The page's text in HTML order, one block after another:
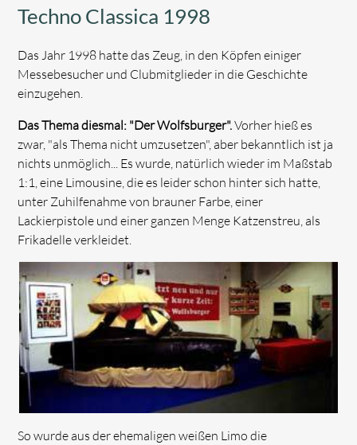
Techno Classica 1998
Das Jahr 1998 hatte das Zeug, in den Köpfen einiger
Messebesucher und Clubmitglieder in die Geschichte
einzugehen.
Das Thema diesmal: "Der Wolfsburger".Vorher hieß es
zwar, "als Thema nicht umzusetzen", aber bekanntlich ist ja
nichts unmöglich... Es wurde, natürlich wieder im Maßstab
1:1, eine Limousine, die es leider schon hinter sich hatte,
unter Zuhilfenahme von brauner Farbe, einer
Lackierpistole und einer ganzen Menge Katzenstreu, als
Frikadelle verkleidet.
So wurde aus der ehemaligen weißen Limo die